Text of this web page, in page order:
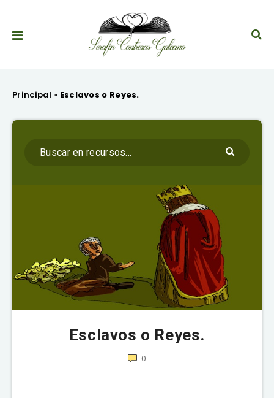
Principal » Esclavos o Reyes.
Esclavos o Reyes.
0